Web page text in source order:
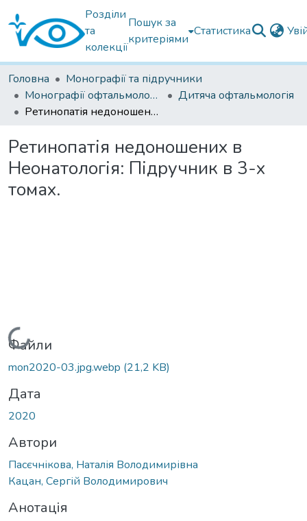
Розділи
та
колекції
Пошук за
критеріями
Статистика
Головна
Монографії та підручники
Монографії офтальмологічні
Дитяча офтальмологія
Ретинопатія недоношених в Неонатологія: Підручник в 3-х томах.
Ретинопатія недоношених в
Неонатологія: Підручник в 3-х
томах.
Вантажиться...
Файли
mon2020-03.jpg.webp (21,2 KB)
Дата
2020
Автори
Пасєчнікова, Наталія Володимирівна
Кацан, Сергій Володимирович
Анотація